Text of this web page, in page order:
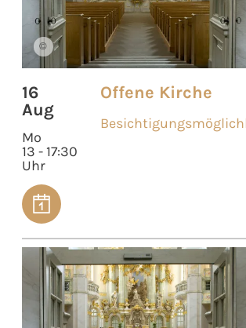
©
16
Aug
Mo
13 - 17:30
Uhr
Offene Kirche